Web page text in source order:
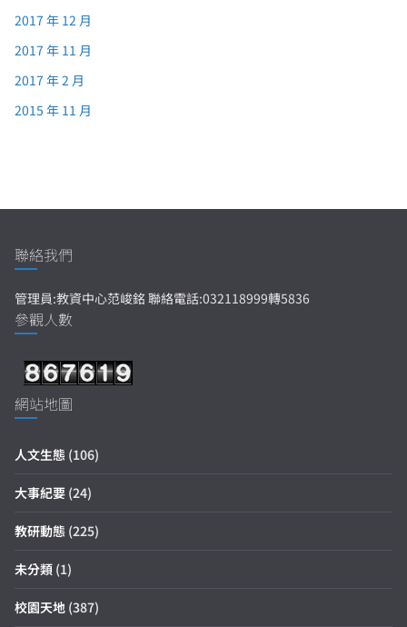
2017 年 12 月
2017 年 11 月
2017 年 2 月
2015 年 11 月
聯絡我們
管理員:教資中心范峻銘 聯絡電話:032118999轉5836
參觀人數
網站地圖
人文生態 (106)
大事紀要 (24)
教研動態 (225)
未分類 (1)
校園天地 (387)